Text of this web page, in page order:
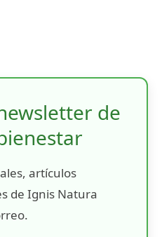
de
artículos
de Ignis Natura